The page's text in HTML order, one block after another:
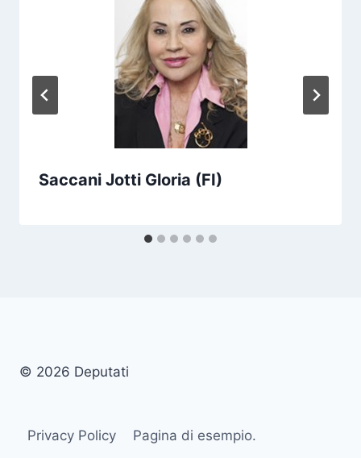
Saccani Jotti Gloria (FI)
© 2026 Deputati
Privacy Policy Pagina di esempio.